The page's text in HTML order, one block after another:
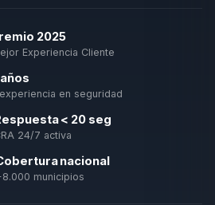
2025
Experiencia Cliente
en seguridad
< 20 seg
24/7 activa
nacional
municipios